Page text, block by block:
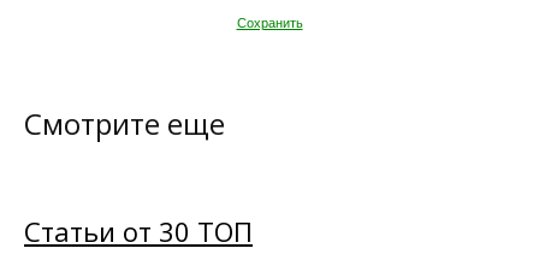
Сохранить
Смотрите еще
Статьи от 30 ТОП